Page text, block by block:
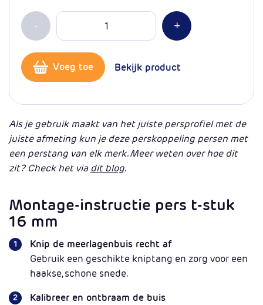
- Min 1
Aantal
+Plus 1
Voeg toe Bekijk product
Als je gebruik maakt van het juiste persprofiel met de
juiste afmeting kun je deze perskoppeling persen met
een perstang van elk merk. Meer weten over hoe dit
zit? Check het viadit blog.
Montage-instructie pers t-stuk
16 mm
Knip de meerlagenbuis recht af
Gebruik een geschikte kniptang en zorg voor een
haakse, schone snede.
Kalibreer en ontbraam de buis